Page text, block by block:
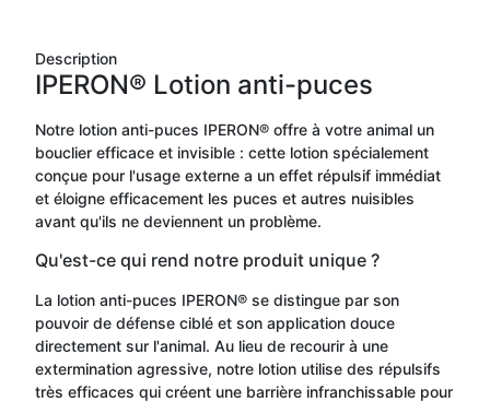
Description
IPERON® Lotion anti-puces
Notre lotion anti-puces IPERON® offre à votre animal un
bouclier efficace et invisible : cette lotion spécialement
conçue pour l'usage externe a un effet répulsif immédiat
et éloigne efficacement les puces et autres nuisibles
avant qu'ils ne deviennent un problème.
Qu'est-ce qui rend notre produit unique ?
La lotion anti-puces IPERON® se distingue par son
pouvoir de défense ciblé et son application douce
directement sur l'animal. Au lieu de recourir à une
extermination agressive, notre lotion utilise des répulsifs
très efficaces qui créent une barrière infranchissable pour